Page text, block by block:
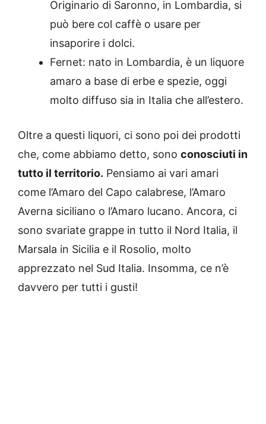
Originario di Saronno, in Lombardia, si
può bere col caffè o usare per
insaporire i dolci.
Fernet: nato in Lombardia, è un liquore
amaro a base di erbe e spezie, oggi
molto diffuso sia in Italia che all’estero.
Oltre a questi liquori, ci sono poi dei prodotti
che, come abbiamo detto, sono conosciuti in
tutto il territorio. Pensiamo ai vari amari
come l’Amaro del Capo calabrese, l’Amaro
Averna siciliano o l’Amaro lucano. Ancora, ci
sono svariate grappe in tutto il Nord Italia, il
Marsala in Sicilia e il Rosolio, molto
apprezzato nel Sud Italia. Insomma, ce n’è
davvero per tutti i gusti!